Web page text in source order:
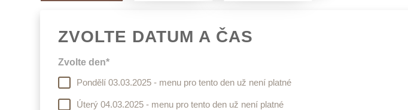
ZVOLTE DATUM A ČAS
Zvolte den*
Pondělí 03.03.2025 - menu pro tento den už není platné
Úterý 04.03.2025 - menu pro tento den už není platné